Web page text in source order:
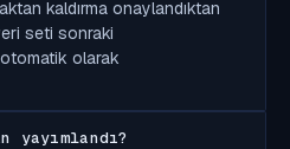
kaldırma onaylandıktan
seti sonraki
olarak
yayımlandı?